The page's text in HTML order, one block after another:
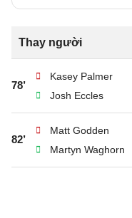
Thay người
78’
Kasey Palmer
Josh Eccles
82’
Matt Godden
Martyn Waghorn